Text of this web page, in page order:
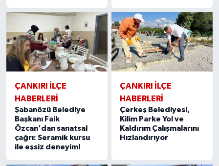
ÇANKIRI İLÇE
HABERLERİ
Şabanözü Belediye
Başkanı Faik
Özcan'dan sanatsal
çağrı: Seramik kursu
ile eşsiz deneyim!
ÇANKIRI İLÇE
HABERLERİ
Çerkeş Belediyesi,
Kilim Parke Yol ve
Kaldırım Çalışmalarını
Hızlandırıyor